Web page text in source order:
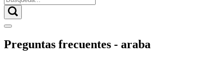
Preguntas frecuentes - araba